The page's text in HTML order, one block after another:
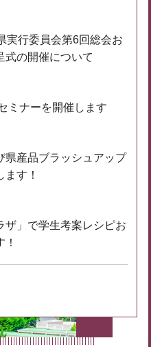
実行委員会第6回総会お
式の開催について
ミナーを開催します
県産品ブラッシュアップ
す！
ザ」で学生考案レシピお